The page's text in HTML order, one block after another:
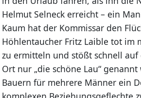
Helmut Selneck erreicht – ein
Kaum hat der Kommissar den
Höhlentaucher Fritz Laible tot im
zu ermitteln und stößt schnell
Ort nur „die schöne Lau“
Bauern für mehrere Männer ein